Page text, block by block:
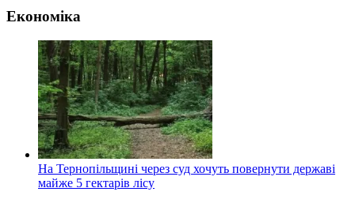
Економіка
На Тернопільщині через суд хочуть повернути державі
майже 5 гектарів лісу